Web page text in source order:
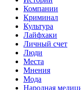
Компании
Криминал
Культура
Лайфхаки
Личный счет
Люди
Места
Мнения
Мода
Народная